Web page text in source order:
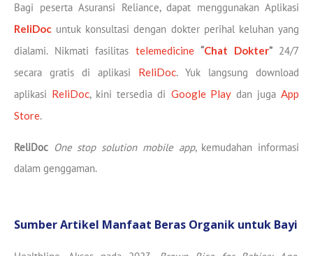
Bagi peserta Asuransi Reliance, dapat menggunakan Aplikasi
ReliDoc untuk konsultasi dengan dokter perihal keluhan yang
dialami. Nikmati fasilitas telemedicine “Chat Dokter”24/7
secara gratis di aplikasi ReliDoc. Yuk langsung download
aplikasi ReliDoc, kini tersedia di Google Playdan jugaApp
Store.
ReliDoc One stop solution mobile app, kemudahan informasi
dalam genggaman.
Sumber Artikel Manfaat Beras Organik untuk Bayi